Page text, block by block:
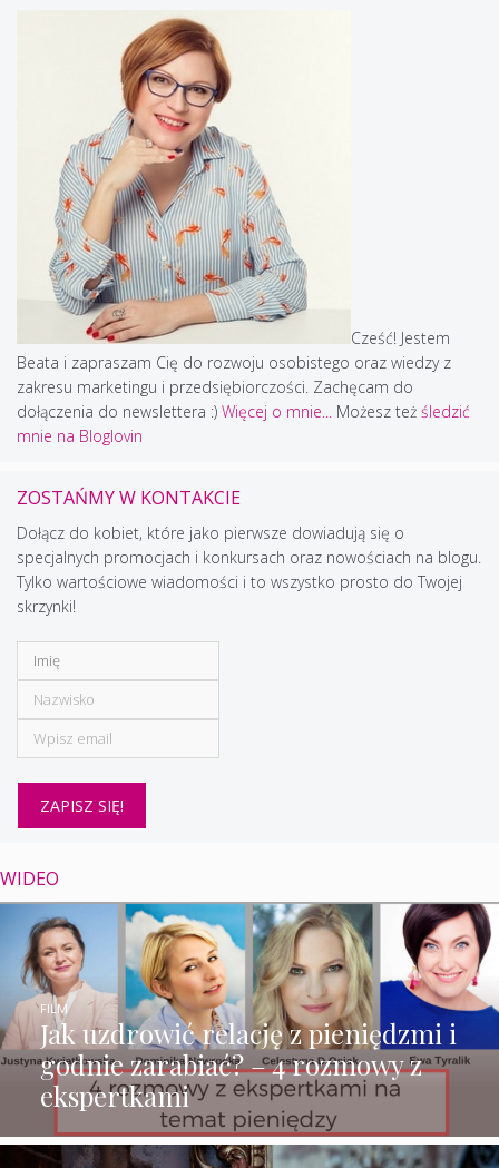
Cześć! Jestem
Beata i zapraszam Cię do rozwoju osobistego oraz wiedzy z
zakresu marketingu i przedsiębiorczości. Zachęcam do
dołączenia do newslettera :) Więcej o mnie... Możesz też śledzić
mnie na Bloglovin
ZOSTAŃMY W KONTAKCIE
Dołącz do kobiet, które jako pierwsze dowiadują się o
specjalnych promocjach i konkursach oraz nowościach na blogu.
Tylko wartościowe wiadomości i to wszystko prosto do Twojej
skrzynki!
WIDEO
Jak uzdrowić relację z pieniędzmi i
godnie zarabiać? – 4 rozmowy z
ekspertkami
FILM